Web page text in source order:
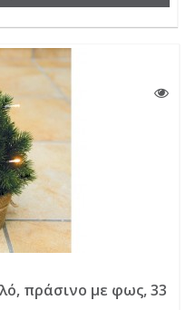
πράσινο με φως, 33